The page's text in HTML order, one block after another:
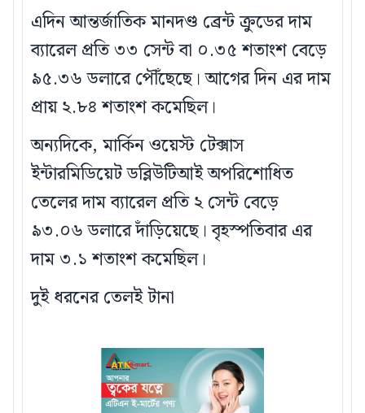
এদিন আন্তর্জাতিক মানদণ্ড ব্রেন্ট ক্রুডের দাম
ব্যারেল প্রতি ৩৩ সেন্ট বা ০.৩৫ শতাংশ বেড়ে
৯৫.৩৬ ডলারে পৌঁছেছে। আগের দিন এর দাম
প্রায় ২.৮৪ শতাংশ কমেছিল।
অন্যদিকে, মার্কিন ওয়েস্ট টেক্সাস
ইন্টারমিডিয়েট ডব্লিউটিআই অপরিশোধিত
তেলের দাম ব্যারেল প্রতি ২ সেন্ট বেড়ে
৯৩.০৬ ডলারে দাঁড়িয়েছে। বৃহস্পতিবার এর
দাম ৩.১ শতাংশ কমেছিল।
দুই ধরনের তেলই টানা